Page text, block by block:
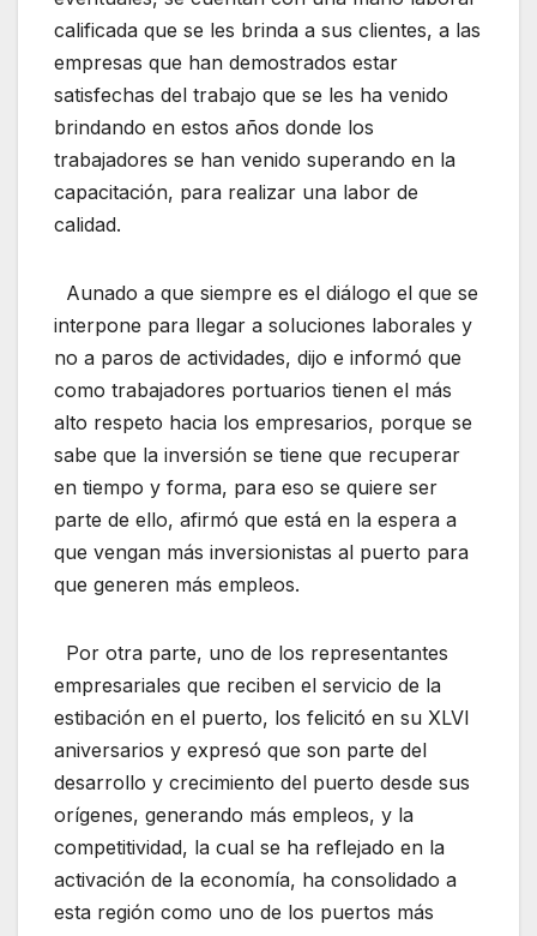
calificada que se les brinda a sus clientes, a las
empresas que han demostrados estar
satisfechas del trabajo que se les ha venido
brindando en estos años donde los
trabajadores se han venido superando en la
capacitación, para realizar una labor de
calidad.
Aunado a que siempre es el diálogo el que se
interpone para llegar a soluciones laborales y
no a paros de actividades, dijo e informó que
como trabajadores portuarios tienen el más
alto respeto hacia los empresarios, porque se
sabe que la inversión se tiene que recuperar
en tiempo y forma, para eso se quiere ser
parte de ello, afirmó que está en la espera a
que vengan más inversionistas al puerto para
que generen más empleos.
Por otra parte, uno de los representantes
empresariales que reciben el servicio de la
estibación en el puerto, los felicitó en su XLVI
aniversarios y expresó que son parte del
desarrollo y crecimiento del puerto desde sus
orígenes, generando más empleos, y la
competitividad, la cual se ha reflejado en la
activación de la economía, ha consolidado a
esta región como uno de los puertos más